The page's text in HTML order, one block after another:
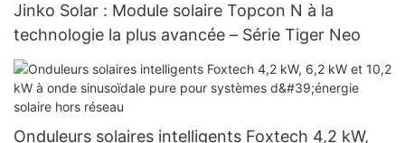
Jinko Solar : Module solaire Topcon N à la
technologie la plus avancée – Série Tiger Neo
Onduleurs solaires intelligents Foxtech 4,2 kW,